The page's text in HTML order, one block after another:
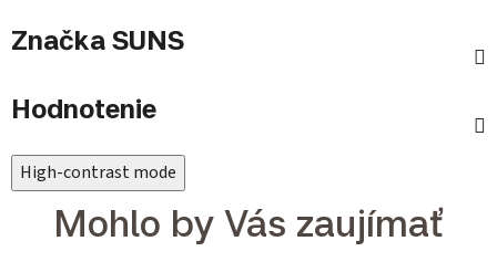
Značka SUNS
Hodnotenie
High-contrast mode
Mohlo by Vás zaujímať